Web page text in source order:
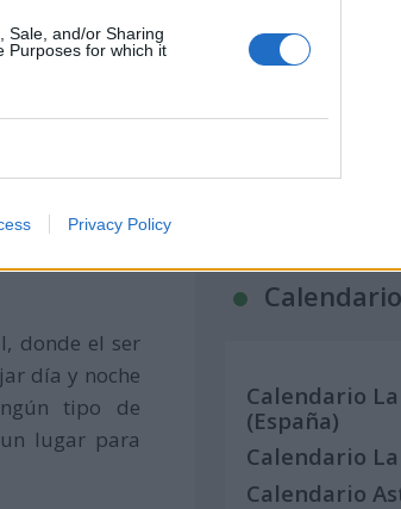
Sale, and/or Sharing
Purposes for which it
Privacy Policy
donde el ser
día y noche
tipo de
lugar para
Los mejores
según
Crea una
evento que
¿Qué día
Calendario
(España)
Calendario
Calendario